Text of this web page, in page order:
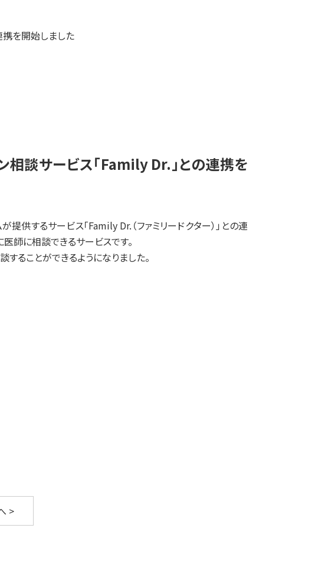
携を開始しました
相談サービス「Family Dr.」との連携を
供するサービス「Family Dr.（ファミリードクター）」との連
師に相談できるサービスです。
ることができるようになりました。
>